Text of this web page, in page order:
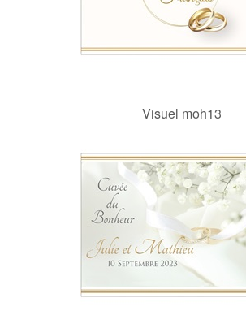
Visuel moh13